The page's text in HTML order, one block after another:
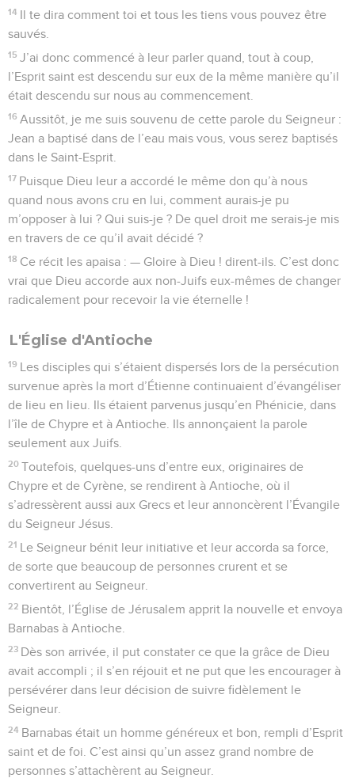
14 Il te dira comment toi et tous les tiens vous pouvez être
sauvés.
15 J’ai donc commencé à leur parler quand, tout à coup,
l’Esprit saint est descendu sur eux de la même manière qu’il
était descendu sur nous au commencement.
16 Aussitôt, je me suis souvenu de cette parole du Seigneur :
Jean a baptisé dans de l’eau mais vous, vous serez baptisés
dans le Saint-Esprit.
17 Puisque Dieu leur a accordé le même don qu’à nous
quand nous avons cru en lui, comment aurais-je pu
m’opposer à lui ? Qui suis-je ? De quel droit me serais-je mis
en travers de ce qu’il avait décidé ?
18 Ce récit les apaisa : — Gloire à Dieu ! dirent-ils. C’est donc
vrai que Dieu accorde aux non-Juifs eux-mêmes de changer
radicalement pour recevoir la vie éternelle !
L'Église d'Antioche
19 Les disciples qui s’étaient dispersés lors de la persécution
survenue après la mort d’Étienne continuaient d’évangéliser
de lieu en lieu. Ils étaient parvenus jusqu’en Phénicie, dans
l’île de Chypre et à Antioche. Ils annonçaient la parole
seulement aux Juifs.
20 Toutefois, quelques-uns d’entre eux, originaires de
Chypre et de Cyrène, se rendirent à Antioche, où il
s’adressèrent aussi aux Grecs et leur annoncèrent l’Évangile
du Seigneur Jésus.
21 Le Seigneur bénit leur initiative et leur accorda sa force,
de sorte que beaucoup de personnes crurent et se
convertirent au Seigneur.
22 Bientôt, l’Église de Jérusalem apprit la nouvelle et envoya
Barnabas à Antioche.
23 Dès son arrivée, il put constater ce que la grâce de Dieu
avait accompli ; il s’en réjouit et ne put que les encourager à
persévérer dans leur décision de suivre fidèlement le
Seigneur.
24 Barnabas était un homme généreux et bon, rempli d’Esprit
saint et de foi. C’est ainsi qu’un assez grand nombre de
personnes s’attachèrent au Seigneur.